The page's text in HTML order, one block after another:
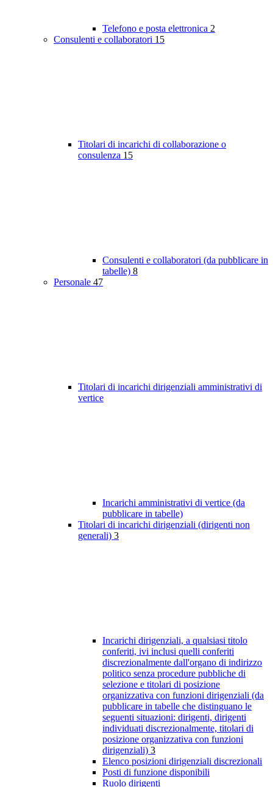
Telefono e posta elettronica 2
Consulenti e collaboratori 15
Titolari di incarichi di collaborazione o
consulenza 15
Consulenti e collaboratori (da pubblicare in
tabelle) 8
Personale 47
Titolari di incarichi dirigenziali amministrativi di
vertice
Incarichi amministrativi di vertice (da
pubblicare in tabelle)
Titolari di incarichi dirigenziali (dirigenti non
generali) 3
Incarichi dirigenziali, a qualsiasi titolo
conferiti, ivi inclusi quelli conferiti
discrezionalmente dall'organo di indirizzo
politico senza procedure pubbliche di
selezione e titolari di posizione
organizzativa con funzioni dirigenziali (da
pubblicare in tabelle che distinguano le
seguenti situazioni: dirigenti, dirigenti
individuati discrezionalmente, titolari di
posizione organizzativa con funzioni
dirigenziali) 3
Elenco posizioni dirigenziali discrezionali
Posti di funzione disponibili
Ruolo dirigenti